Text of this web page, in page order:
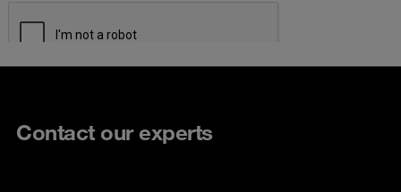
Contact our experts